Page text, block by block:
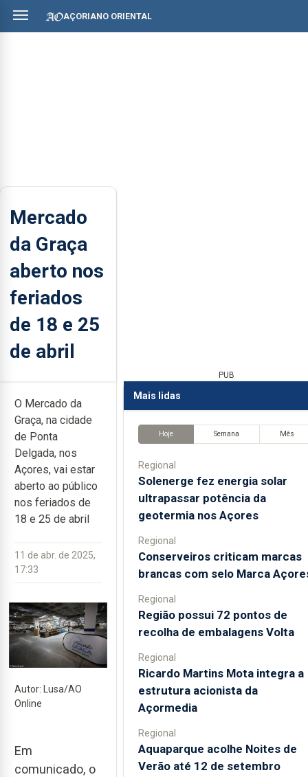
AÇORIANO ORIENTAL
Mercado
da Graça
aberto nos
feriados
de 18 e 25
de abril
O Mercado da
Graça, na cidade
de Ponta
Delgada, nos
Açores, vai estar
aberto ao público
nos feriados de
18 e 25 de abril
11 de abr. de 2025,
17:33
Autor: Lusa/AO
Online
Em
comunicado, o
PUB
Mais lidas
Hoje Semana Mês
Regional
Solenerge fez energia solar
ultrapassar potência da
geotermia nos Açores
Regional
Conserveiros criticam marcas
brancas com selo Marca
Regional
Região possui 72 pontos de
recolha de embalagens Volta
Regional
Ricardo Martins Mota integra a
estrutura acionista da
Açormedia
Regional
Aquaparque acolhe Noites de
Verão até 12 de setembro